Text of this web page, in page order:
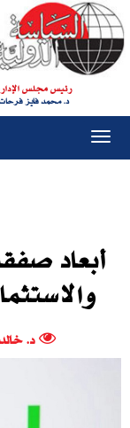
رئيس مجلس
د. محمد فايز فرحات
أبعاد
د.